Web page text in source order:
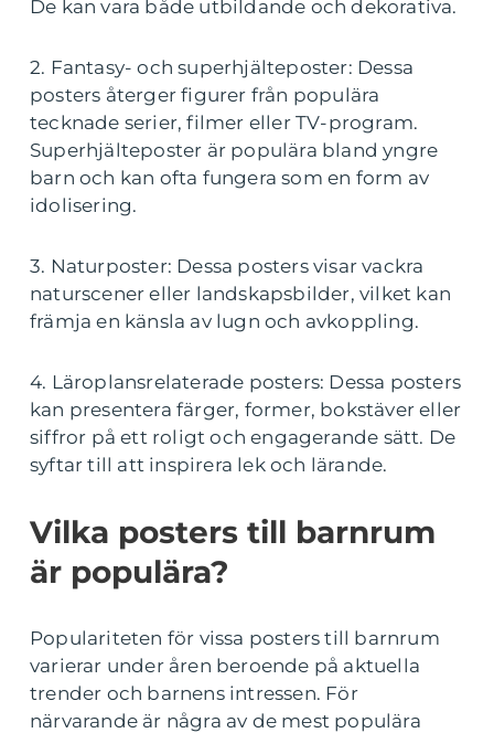
De kan vara både utbildande och dekorativa.
2. Fantasy- och superhjälteposter: Dessa
posters återger figurer från populära
tecknade serier, filmer eller TV-program.
Superhjälteposter är populära bland yngre
barn och kan ofta fungera som en form av
idolisering.
3. Naturposter: Dessa posters visar vackra
naturscener eller landskapsbilder, vilket kan
främja en känsla av lugn och avkoppling.
4. Läroplansrelaterade posters: Dessa posters
kan presentera färger, former, bokstäver eller
siffror på ett roligt och engagerande sätt. De
syftar till att inspirera lek och lärande.
Vilka posters till barnrum
är populära?
Populariteten för vissa posters till barnrum
varierar under åren beroende på aktuella
trender och barnens intressen. För
närvarande är några av de mest populära